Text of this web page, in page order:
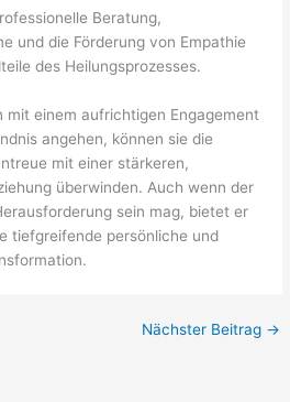
Beratung,
und die Förderung von Empathie
des Heilungsprozesses.
mit einem aufrichtigen Engagement
angehen, können sie die
mit einer stärkeren,
überwinden. Auch wenn der
sein mag, bietet er
tiefgreifende persönliche und
Nächster Beitrag →